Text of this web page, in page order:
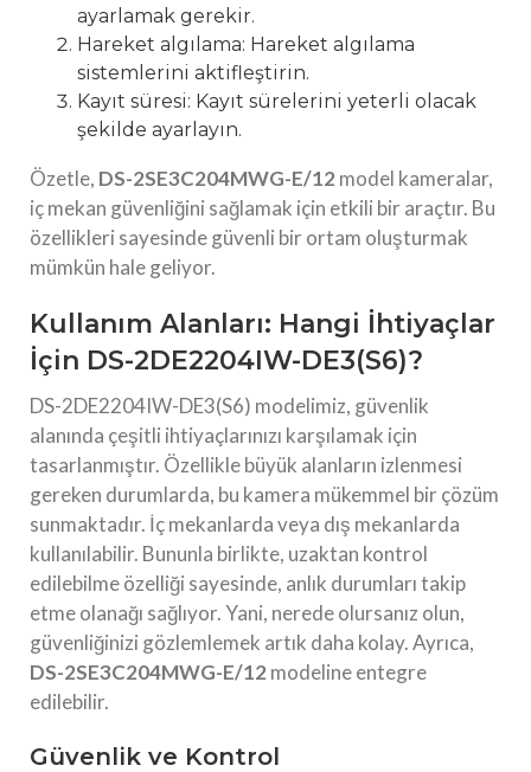
ayarlamak gerekir.
Hareket algılama: Hareket algılama
sistemlerini aktifleştirin.
Kayıt süresi: Kayıt sürelerini yeterli olacak
şekilde ayarlayın.
Özetle, DS-2SE3C204MWG-E/12 model kameralar,
iç mekan güvenliğini sağlamak için etkili bir araçtır. Bu
özellikleri sayesinde güvenli bir ortam oluşturmak
mümkün hale geliyor.
Kullanım Alanları: Hangi İhtiyaçlar
İçin DS-2DE2204IW-DE3(S6)?
DS-2DE2204IW-DE3(S6) modelimiz, güvenlik
alanında çeşitli ihtiyaçlarınızı karşılamak için
tasarlanmıştır. Özellikle büyük alanların izlenmesi
gereken durumlarda, bu kamera mükemmel bir çözüm
sunmaktadır. İç mekanlarda veya dış mekanlarda
kullanılabilir. Bununla birlikte, uzaktan kontrol
edilebilme özelliği sayesinde, anlık durumları takip
etme olanağı sağlıyor. Yani, nerede olursanız olun,
güvenliğinizi gözlemlemek artık daha kolay. Ayrıca,
DS-2SE3C204MWG-E/12 modeline entegre
edilebilir.
Güvenlik ve Kontrol